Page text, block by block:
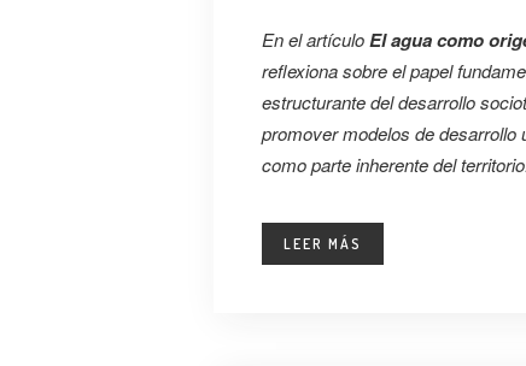
En el artículoEl agua como
reflexiona sobre el papel
estructurante del desarrollo
promover modelos de desarrollo
como parte inherente del
LEER MÁS